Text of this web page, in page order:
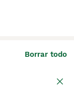
Borrar todo